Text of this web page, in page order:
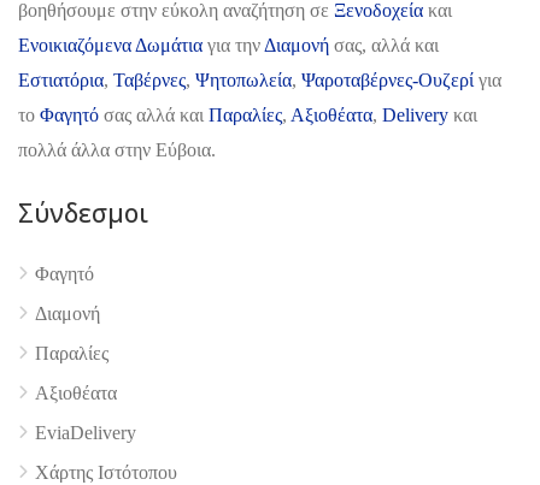
βοηθήσουμε στην εύκολη αναζήτηση σε Ξενοδοχεία και
Ενοικιαζόμενα Δωμάτια για την Διαμονή σας, αλλά και
Εστιατόρια, Ταβέρνες, Ψητοπωλεία, Ψαροταβέρνες-Ουζερί για
το Φαγητό σας αλλά και Παραλίες, Αξιοθέατα, Delivery και
πολλά άλλα στην Εύβοια.
Σύνδεσμοι
Φαγητό
Διαμονή
Παραλίες
Αξιοθέατα
EviaDelivery
Χάρτης Ιστότοπου